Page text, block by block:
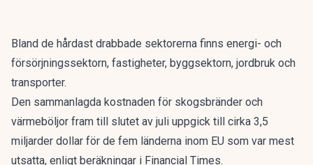
Bland de hårdast drabbade sektorerna finns energi- och
försörjningssektorn, fastigheter, byggsektorn, jordbruk och
transporter.
Den sammanlagda kostnaden för skogsbränder och
värmeböljor fram till slutet av juli uppgick till cirka 3,5
miljarder dollar för de fem länderna inom EU som var mest
utsatta, enligt beräkningar i Financial Times.